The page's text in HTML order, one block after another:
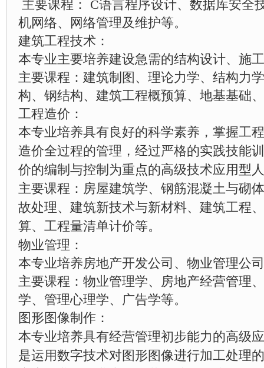
主要课程： C语言程序设计、数据库安全
机网络、网络管理及维护等。
建筑工程技术：
本专业主要培养建设急需的结构设计、施
主要课程：建筑制图、理论力学、结构力
构、钢结构、建筑工程概预算、地基基础
工程造价：
本专业培养具有良好的科学素养，掌握工
造价全过程的管理，经过严格的实践技能
价的编制与控制为重点的高级技术应用型
主要课程：房屋建筑学、钢筋混凝土与砌
故处理、建筑新技术与新材料、建筑工程
算、工程量清单计价等。
物业管理：
本专业培养房地产开发公司、物业管理公
主要课程：物业管理学、房地产经营管理
学、管理心理学、广告学等。
图形图像制作：
本专业培养具有经营管理初步能力的高级
是运用数字技术对图形图像进行加工处理